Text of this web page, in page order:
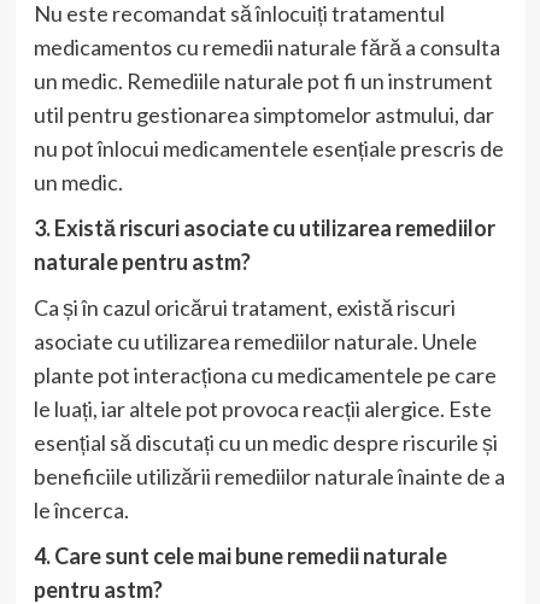
Nu este recomandat să înlocuiți tratamentul
medicamentos cu remedii naturale fără a consulta
un medic. Remediile naturale pot fi un instrument
util pentru gestionarea simptomelor astmului, dar
nu pot înlocui medicamentele esențiale prescris de
un medic.
3. Există riscuri asociate cu utilizarea remediilor
naturale pentru astm?
Ca și în cazul oricărui tratament, există riscuri
asociate cu utilizarea remediilor naturale. Unele
plante pot interacționa cu medicamentele pe care
le luați, iar altele pot provoca reacții alergice. Este
esențial să discutați cu un medic despre riscurile și
beneficiile utilizării remediilor naturale înainte de a
le încerca.
4. Care sunt cele mai bune remedii naturale
pentru astm?